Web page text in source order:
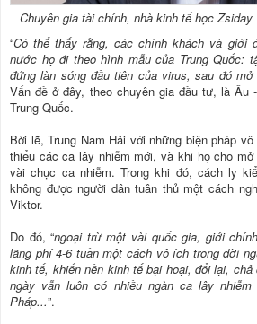
Chuyên gia tài chính, nhà kinh tế học
“Có thể thấy rằng, các chính khách và giới
nước họ đi theo hình mẫu của Trung Quốc:
đứng làn sóng đầu tiên của virus, sau đó
Vấn đề ở đây, theo chuyên gia đầu tư, là Âu
Trung Quốc.
Bởi lẽ, Trung Nam Hải với những biện pháp
thiểu các ca lây nhiễm mới, và khi họ cho
vài chục ca nhiễm. Trong khi đó, cách ly
không được người dân tuân thủ một cách
Viktor.
Do đó, “ngoại trừ một vài quốc gia, giới
lãng phí 4-6 tuần một cách vô ích trong đời
kinh tế, khiến nền kinh tế bại hoại, đổi lại,
ngày vẫn luôn có nhiều ngàn ca lây
Pháp...”.